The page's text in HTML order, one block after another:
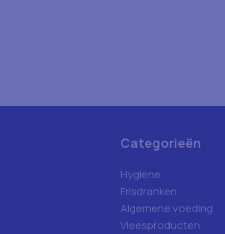
Categorieën
Hygiene
Frisdranken
Algemene voeding
Vleesproducten